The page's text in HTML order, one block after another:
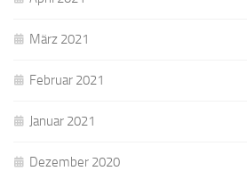
März 2021
Februar 2021
Januar 2021
Dezember 2020